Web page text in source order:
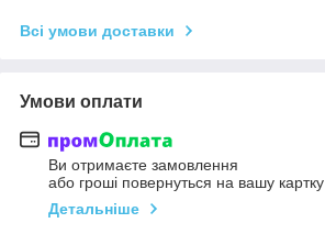
Всі умови доставки
Умови оплати
Ви отримаєте замовлення
або гроші повернуться на вашу картку
Детальніше